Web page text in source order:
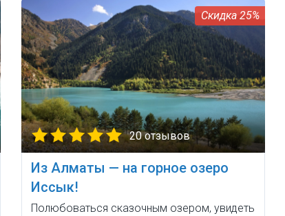
25%
20 отзывов
Из Алматы — на горное озеро
Иссык!
Полюбоваться сказочным озером, увидеть